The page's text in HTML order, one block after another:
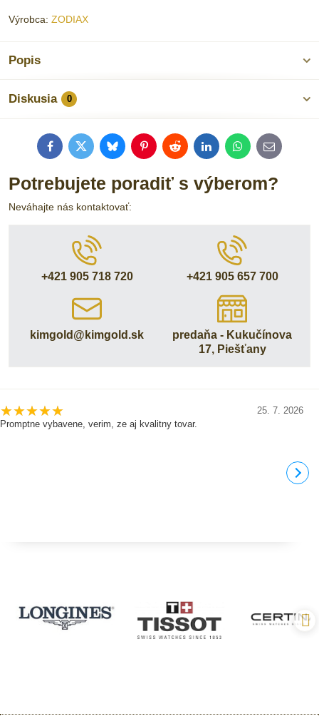
Výrobca: ZODIAX
Popis
Diskusia 0
FacebookTwitterBlueskyPinterestRedditLinkedInWhatsApp
E-
mail
Potrebujete poradiť s výberom?
Neváhajte nás kontaktovať:
+421 905 718 720 +421 905 657 700
kimgold​@kimgold​.sk
predaňa - Kukučínova
17, Piešťany
25. 7. 2026
Promptne vybavene, verim, ze aj kvalitny tovar.